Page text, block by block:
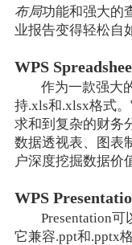
布局功能和强大的
业报告变得轻松自
WPS
作为一款强大
持.xls和.xlsx格式
求和到复杂的财务
数据透视表、图表
户深度挖掘数据价
WPS
Presentation
它兼容.ppt和.pptx